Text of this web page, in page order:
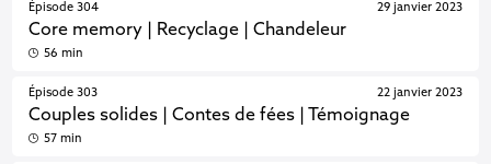
Épisode 304
Core memory | Recyclage | Chandeleur
29 janvier 2023
56 min
Épisode 303
Couples solides | Contes de fées | Témoignage
22 janvier 2023
57 min